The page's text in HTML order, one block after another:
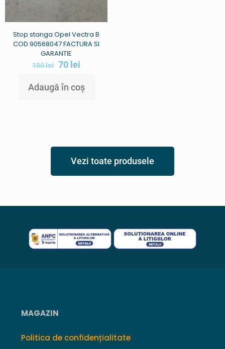
Stop stanga Opel Vectra B
COD 90568047 FACTURA SI
GARANTIE
100lei 70 lei
Adaugă în coș
Vezi toate produsele
MAGAZIN
Politica de confidențialitate